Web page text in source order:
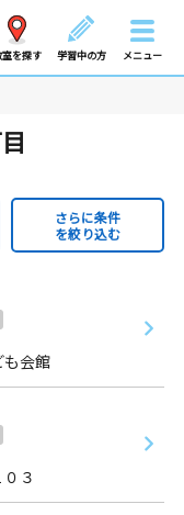
室を探す 学習中の方 メニュー
さらに条件
を絞り込む
会館
３